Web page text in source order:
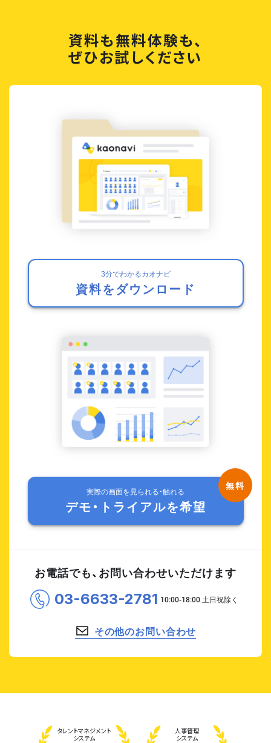
資料も無料体験も、
ぜひお試しください
3分でわかるカオナビ
資料をダウンロード
実際の画面を見られる・触れる
デモ・トライアルを希望
お電話でも、お問い合わせいただけます
03-6633-2781
その他のお問い合わせ
タレントマネジメント
システム
人事管理
システム